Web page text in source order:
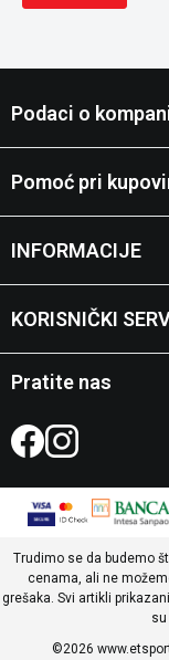
Podaci o
Pomoć pri
INFORMACIJE
KORISNIČKI
Pratite nas
Trudimo se da budemo
cenama, ali ne
grešaka. Svi artikli
©2026